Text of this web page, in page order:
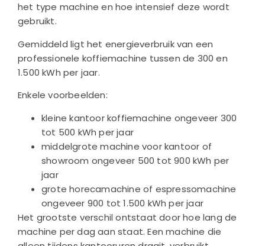
het type machine en hoe intensief deze wordt
gebruikt.
Gemiddeld ligt het energieverbruik van een
professionele koffiemachine tussen de 300 en
1.500 kWh per jaar.
Enkele voorbeelden:
kleine kantoor koffiemachine ongeveer 300
tot 500 kWh per jaar
middelgrote machine voor kantoor of
showroom ongeveer 500 tot 900 kWh per
jaar
grote horecamachine of espressomachine
ongeveer 900 tot 1.500 kWh per jaar
Het grootste verschil ontstaat door hoe lang de
machine per dag aan staat. Een machine die